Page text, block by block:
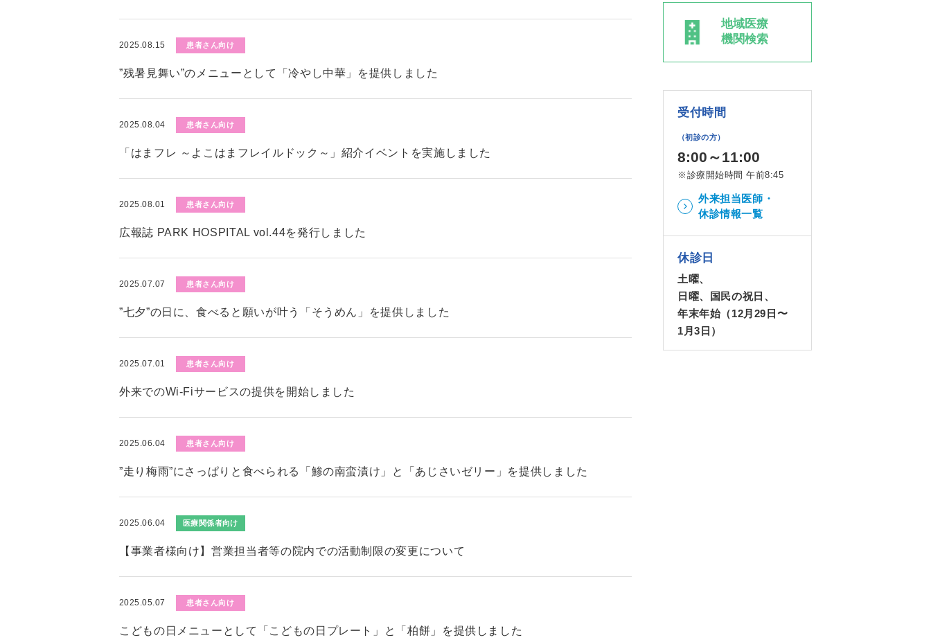
2025.08.15 患者さん向け
”残暑見舞い”のメニューとして「冷やし中華」を提供しました
2025.08.04 患者さん向け
「はまフレ ～よこはまフレイルドック～」紹介イベントを実施しました
2025.08.01 患者さん向け
広報誌 PARK HOSPITAL vol.44を発行しました
2025.07.07 患者さん向け
”七夕”の日に、食べると願いが叶う「そうめん」を提供しました
2025.07.01 患者さん向け
外来でのWi-Fiサービスの提供を開始しました
2025.06.04 患者さん向け
”走り梅雨”にさっぱりと食べられる「鯵の南蛮漬け」と「あじさいゼリー」を提供しました
2025.06.04 医療関係者向け
【事業者様向け】営業担当者等の院内での活動制限の変更について
2025.05.07 患者さん向け
こどもの日メニューとして「こどもの日プレート」と「柏餅」を提供しました
地域医療
機関検索
受付時間
（初診の方）
8:00～11:00
※診療開始時間 午前8:45
外来担当医師・
休診情報一覧
休診日
土曜、
日曜、国民の祝日、
年末年始（12月29日〜
1月3日）